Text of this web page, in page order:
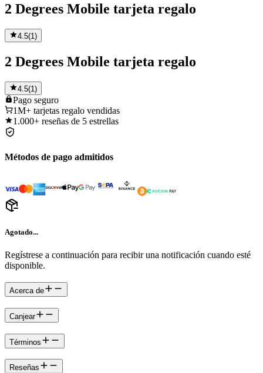
2 Degrees Mobile tarjeta regalo
4.5(1 )
2 Degrees Mobile tarjeta regalo
4.5(1)
Pago seguro
1M+ tarjetas regalo vendidas
1.000+ reseñas de 5 estrellas
Métodos de pago admitidos
Agotado...
Regístrese a continuación para recibir una notificación cuando esté
disponible.
Acerca de
Canjear
Términos
Reseñas